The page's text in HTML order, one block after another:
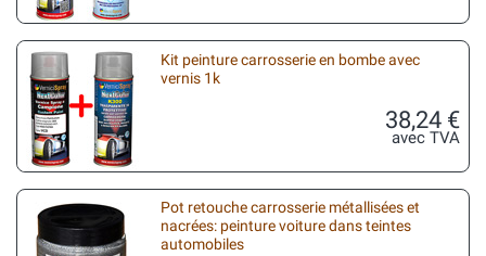
Kit peinture carrosserie en bombe avec
vernis 1k
38,24 €
avec TVA
Pot retouche carrosserie métallisées et
nacrées: peinture voiture dans teintes
automobiles